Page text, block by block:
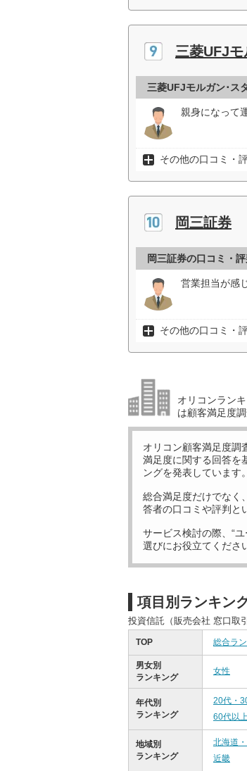
三菱UFJ
三菱UFJモルガン･ス
親身になって
その他の口コミ・
岡三証券
岡三証券の口コミ・評
営業担当が感
その他の口コミ・
オリコンラン
は顧客満足度調
オリコン顧客満足度調
満足度に関する回答を
ングを発表しています。
総合満足度だけでなく
答者の口コミや評判と
サービス検討の際、“
選びにお役立てくださ
項目別ランキン
投資信託（販売会社 窓口取
TOP 総合ラ
男女別
ランキング
女性
年代別
ランキング
20代・
60代以
地域別
ランキング
北海道
近畿